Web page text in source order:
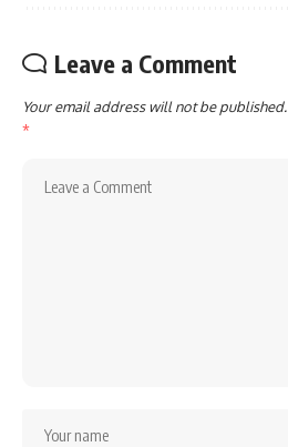
Leave a Comment
Your email address will not be published.
*